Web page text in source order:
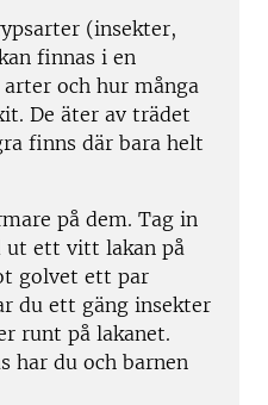
(insekter,
finnas i en
och hur många
De äter av trädet
finns där bara helt
på dem. Tag in
ut ett vitt lakan på
golvet ett par
du ett gäng insekter
runt på lakanet.
har du och barnen